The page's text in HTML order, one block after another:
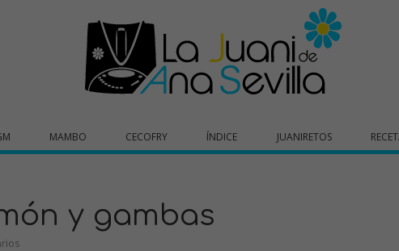
MAMBO CECOFRY ÍNDICE JUANIRETOS
y gambas